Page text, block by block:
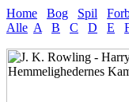
Home Bog Spil
Alle A B C D E